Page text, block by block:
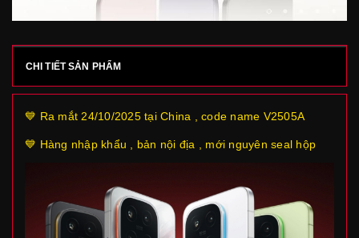
CHI TIẾT SẢN PHẨM
💙 Ra mắt 24/10/2025 tại China , code name V2505A
💙 Hàng nhập khẩu , bản nội địa , mới nguyên seal hộp